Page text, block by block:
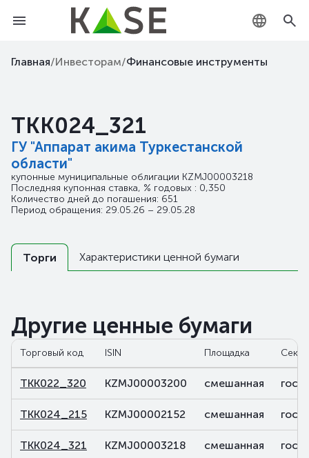
KZ
Главная/Инвесторам/Финансовые инструменты
TKK024_321
ГУ "Аппарат акима Туркестанской
области"
купонные муниципальные облигации KZMJ00003218
Последняя купонная ставка, % годовых : 0,350
Количество дней до погашения: 651
Период обращения: 29.05.26 – 29.05.28
Торги Характеристики ценной бумаги
Другие ценные бумаги
Торговый код ISIN Площадка
TKK022_320 KZMJ00003200 смешанная
TKK024_215 KZMJ00002152 смешанная
TKK024_321 KZMJ00003218 смешанная